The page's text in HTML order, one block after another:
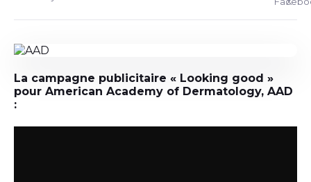
La campagne publicitaire « Looking good »
pour American Academy of Dermatology, AAD
: